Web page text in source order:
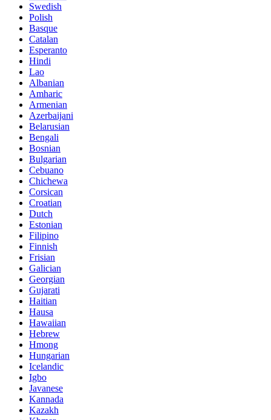
Swedish
Polish
Basque
Catalan
Esperanto
Hindi
Lao
Albanian
Amharic
Armenian
Azerbaijani
Belarusian
Bengali
Bosnian
Bulgarian
Cebuano
Chichewa
Corsican
Croatian
Dutch
Estonian
Filipino
Finnish
Frisian
Galician
Georgian
Gujarati
Haitian
Hausa
Hawaiian
Hebrew
Hmong
Hungarian
Icelandic
Igbo
Javanese
Kannada
Kazakh